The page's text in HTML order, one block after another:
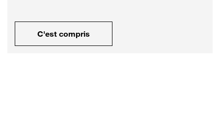
C'est compris